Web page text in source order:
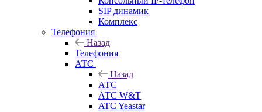
SIP динамик
Комплекс
Телефония
Назад
Телефония
АТС
Назад
АТС
АТС W&T
ATC Yeastar